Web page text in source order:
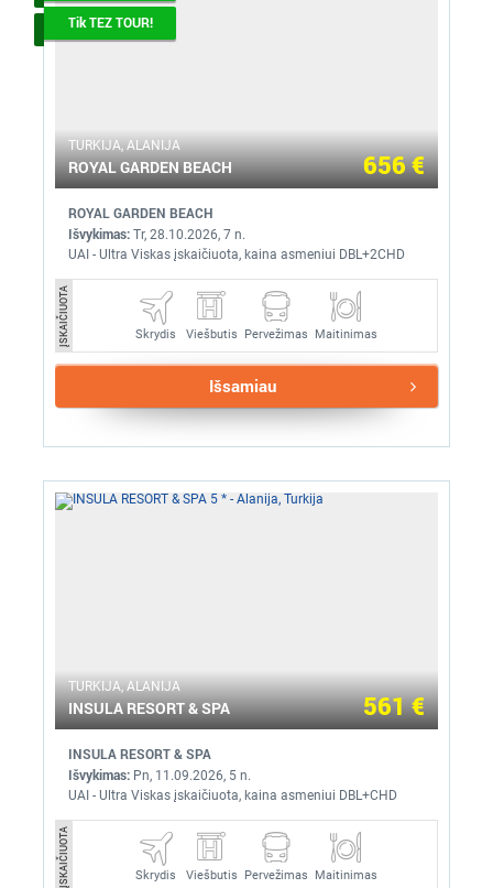
Tik TEZ TOUR!
TURKIJA, ALANIJA
ROYAL GARDEN BEACH 656 €
ROYAL GARDEN BEACH
Išvykimas: Tr, 28.10.2026, 7 n.
UAI - Ultra Viskas įskaičiuota, kaina asmeniui DBL+2CHD
ĮSKAIČIUOTA Skrydis Viešbutis Pervežimas Maitinimas
Išsamiau
TURKIJA, ALANIJA
INSULA RESORT & SPA 561 €
INSULA RESORT & SPA
Išvykimas: Pn, 11.09.2026, 5 n.
UAI - Ultra Viskas įskaičiuota, kaina asmeniui DBL+CHD
ĮSKAIČIUOTA Skrydis Viešbutis Pervežimas Maitinimas